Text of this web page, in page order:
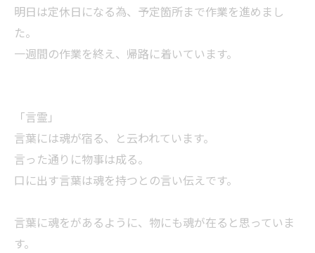
明日は定休日になる為、予定箇所まで作業を進めまし
た。
一週間の作業を終え、帰路に着いています。
「言霊」
言葉には魂が宿る、と云われています。
言った通りに物事は成る。
口に出す言葉は魂を持つとの言い伝えです。
言葉に魂をがあるように、物にも魂が在ると思っていま
す。